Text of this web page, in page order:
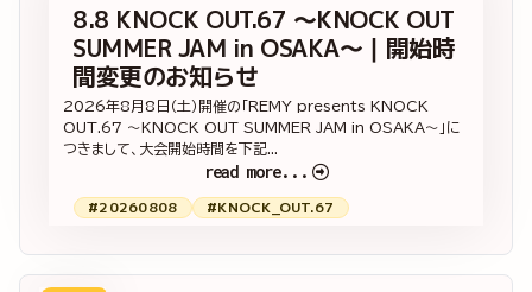
8.8 KNOCK OUT.67 ～KNOCK OUT
SUMMER JAM in OSAKA～｜開始時
間変更のお知らせ
2026年8月8日（土）開催の「REMY presents KNOCK
OUT.67 ～KNOCK OUT SUMMER JAM in OSAKA～」に
つきまして、大会開始時間を下記...
read more...
#20260808 #KNOCK_OUT.67